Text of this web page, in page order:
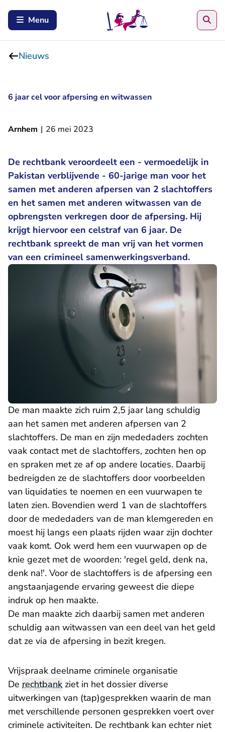
Menu
Nieuws
6 jaar cel voor afpersing en witwassen
Arnhem | 26 mei 2023
De rechtbank veroordeelt een - vermoedelijk in
Pakistan verblijvende - 60-jarige man voor het
samen met anderen afpersen van 2 slachtoffers
en het samen met anderen witwassen van de
opbrengsten verkregen door de afpersing. Hij
krijgt hiervoor een celstraf van 6 jaar. De
rechtbank spreekt de man vrij van het vormen
van een crimineel samenwerkingsverband.
De man maakte zich ruim 2,5 jaar lang schuldig
aan het samen met anderen afpersen van 2
slachtoffers. De man en zijn mededaders zochten
vaak contact met de slachtoffers, zochten hen op
en spraken met ze af op andere locaties. Daarbij
bedreigden ze de slachtoffers door voorbeelden
van liquidaties te noemen en een vuurwapen te
laten zien. Bovendien werd 1 van de slachtoffers
door de mededaders van de man klemgereden en
moest hij langs een plaats rijden waar zijn dochter
vaak komt. Ook werd hem een vuurwapen op de
knie gezet met de woorden: 'regel geld, denk na,
denk na!'. Voor de slachtoffers is de afpersing een
angstaanjagende ervaring geweest die diepe
indruk op hen maakte.
De man maakte zich daarbij samen met anderen
schuldig aan witwassen van een deel van het geld
dat ze via de afpersing in bezit kregen.
Vrijspraak deelname criminele organisatie
De rechtbank ziet in het dossier diverse
uitwerkingen van (tap)gesprekken waarin de man
met verschillende personen gesprekken voert over
criminele activiteiten. De rechtbank kan echter niet